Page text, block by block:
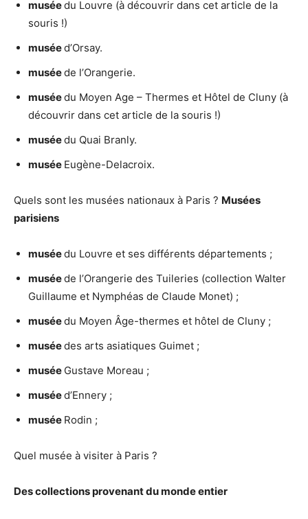
muséedu Louvre (à découvrir dans cet article de la
souris !)
muséed’Orsay.
muséede l’Orangerie.
muséedu Moyen Age – Thermes et Hôtel de Cluny (à
découvrir dans cet article de la souris !)
muséedu Quai Branly.
musée Eugène-Delacroix.
Quels sont les musées nationaux à Paris ? Musées
parisiens
muséedu Louvre et ses différents départements ;
muséede l’Orangerie des Tuileries (collection Walter
Guillaume et Nymphéas de Claude Monet) ;
muséedu Moyen Âge-thermes et hôtel de Cluny ;
muséedes arts asiatiques Guimet ;
musée Gustave Moreau ;
muséed’Ennery ;
musée Rodin ;
Quel musée à visiter à Paris ?
Des collections provenant du monde entier